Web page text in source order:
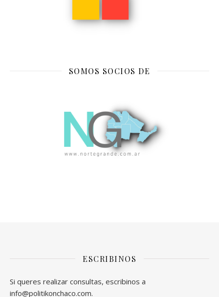
SOMOS SOCIOS DE
ESCRIBINOS
Si queres realizar consultas, escribinos a
info@politikonchaco.com.